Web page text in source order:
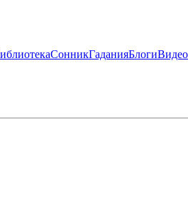
СонникГаданияБлогиВидео